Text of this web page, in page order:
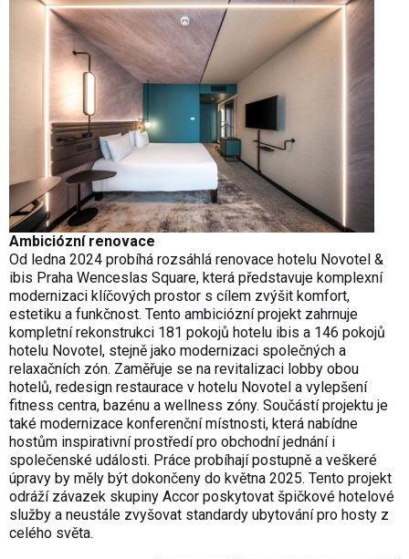
Ambiciózní renovace
Od ledna 2024 probíhá rozsáhlá renovace hotelu Novotel &
ibis Praha Wenceslas Square, která představuje komplexní
modernizaci klíčových prostor s cílem zvýšit komfort,
estetiku a funkčnost. Tento ambiciózní projekt zahrnuje
kompletní rekonstrukci 181 pokojů hotelu ibis a 146 pokojů
hotelu Novotel, stejně jako modernizaci společných a
relaxačních zón. Zaměřuje se na revitalizaci lobby obou
hotelů, redesign restaurace v hotelu Novotel a vylepšení
fitness centra, bazénu a wellness zóny. Součástí projektu je
také modernizace konferenční místnosti, která nabídne
hostům inspirativní prostředí pro obchodní jednání i
společenské události. Práce probíhají postupně a veškeré
úpravy by měly být dokončeny do května 2025. Tento projekt
odráží závazek skupiny Accor poskytovat špičkové hotelové
služby a neustále zvyšovat standardy ubytování pro hosty z
celého světa.